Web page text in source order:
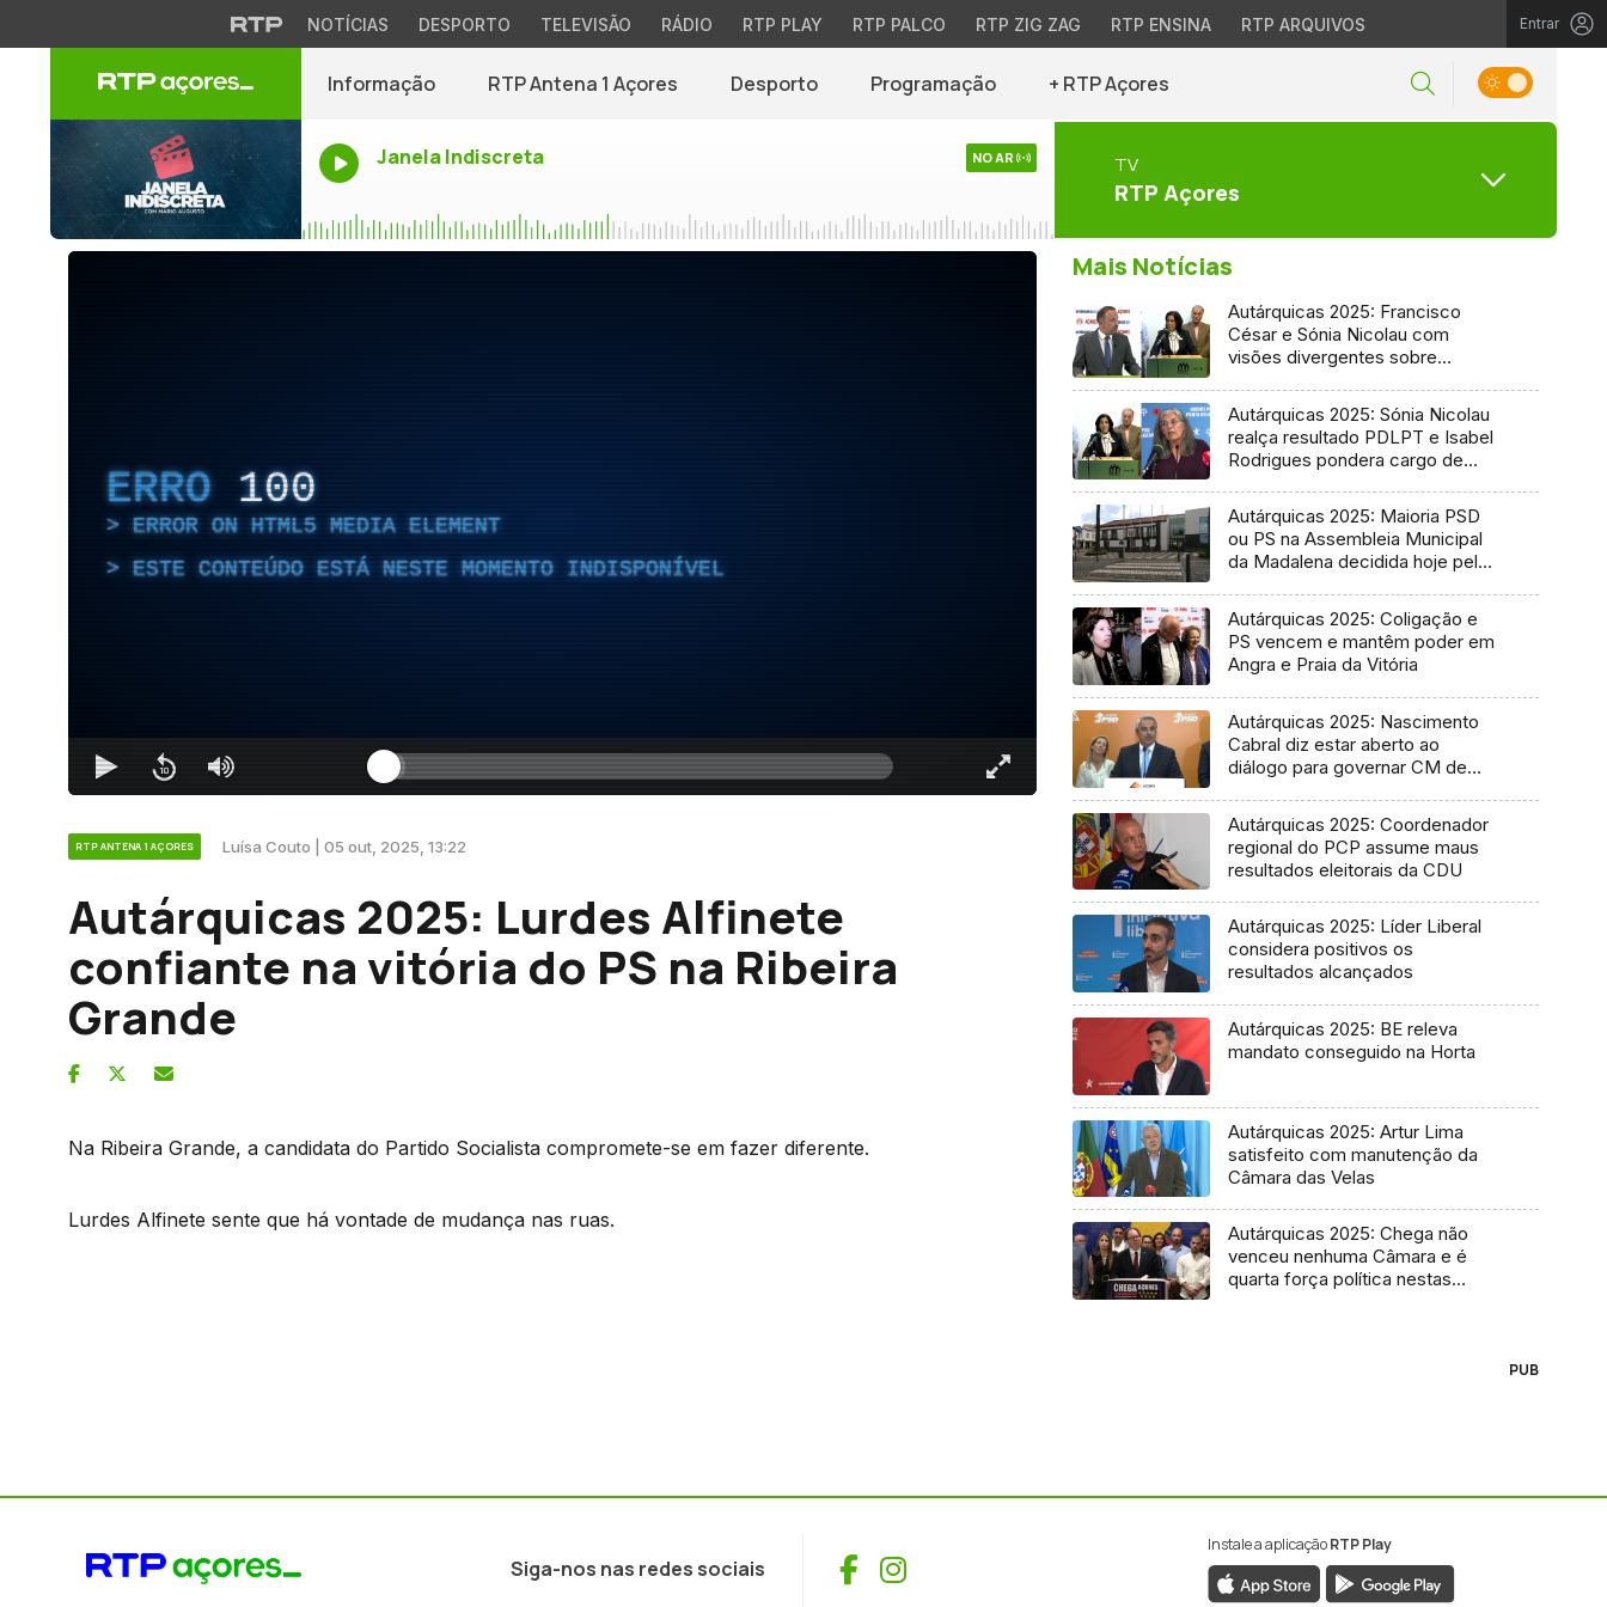
NOTÍCIAS DESPORTO TELEVISÃO RÁDIO RTP PLAY RTP PALCO RTP ZIG ZAG RTP ENSINA RTP ARQUIVOS Entrar
Informação RTP Antena 1 Açores Desporto Programação + RTP Açores
Janela Indiscreta NO AR TV
RTP Açores
ERRO 100
ERROR ON HTML5 MEDIA ELEMENT
ESTE CONTEÚDO ESTÁ NESTE MOMENTO INDISPONÍVEL
RTP ANTENA 1 AÇORES Luísa Couto | 05 out, 2025, 13:22
Autárquicas 2025: Lurdes Alfinete
confiante na vitória do PS na Ribeira
Grande
Na Ribeira Grande, a candidata do Partido Socialista compromete-se em fazer diferente.
Lurdes Alfinete sente que há vontade de mudança nas ruas.
Mais Notícias
Autárquicas 2025: Francisco
César e Sónia Nicolau com
visões divergentes sobre
Autárquicas 2025: Sónia Nicolau
realça resultado PDLPT e Isabel
Rodrigues pondera cargo de
Autárquicas 2025: Maioria PSD
ou PS na Assembleia Municipal
da Madalena decidida hoje pelo
Autárquicas 2025: Coligação e
PS vencem e mantêm poder em
Angra e Praia da Vitória
Autárquicas 2025: Nascimento
Cabral diz estar aberto ao
diálogo para governar CM de
Autárquicas 2025: Coordenador
regional do PCP assume maus
resultados eleitorais da CDU
Autárquicas 2025: Líder Liberal
considera positivos os
resultados alcançados
Autárquicas 2025: BE releva
mandato conseguido na Horta
Autárquicas 2025: Artur Lima
satisfeito com manutenção da
Câmara das Velas
Autárquicas 2025: Chega não
venceu nenhuma Câmara e é
quarta força política nestas
PUB
Siga-nos nas redes sociais Facebook
Instagram
Instale a aplicaçãoRTP Play